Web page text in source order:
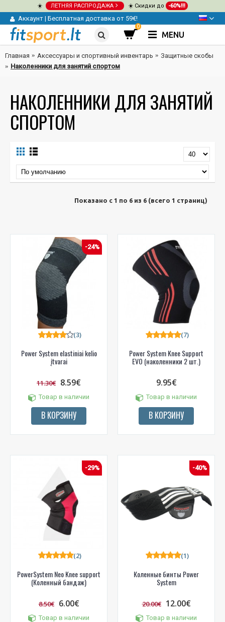
☀️ ЛЕТНЯЯ РАСПРОДАЖА ☀️ Скидки до -60%!!!
Аккаунт | Бесплатная доставка от 59€!
0
MENU
Главная Аксессуары и спортивный инвентарь
Защитные скобы
Наколенники для занятий спортом
НАКОЛЕННИКИ ДЛЯ ЗАНЯТИЙ
СПОРТОМ
Показано с 1 по 6 из 6 (всего 1 страниц)
-24%
Power System elastiniai kelio
įtvarai
(3)
11.30€ 8.59€
Товар в наличии
В КОРЗИНУ
Power System Knee Support
EVO (наколенники 2 шт.)
(7)
9.95€
Товар в наличии
В КОРЗИНУ
-29%
PowerSystem Neo Knee support
(Коленный бандаж)
(2)
8.50€ 6.00€
Товар в наличии
-40%
Коленные бинты Power
System
(1)
20.00€ 12.00€
Товар в наличии